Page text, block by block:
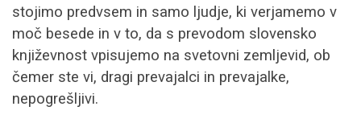
stojimo predvsem in samo ljudje, ki verjamemo v
moč besede in v to, da s prevodom slovensko
književnost vpisujemo na svetovni zemljevid, ob
čemer ste vi, dragi prevajalci in prevajalke,
nepogrešljivi.